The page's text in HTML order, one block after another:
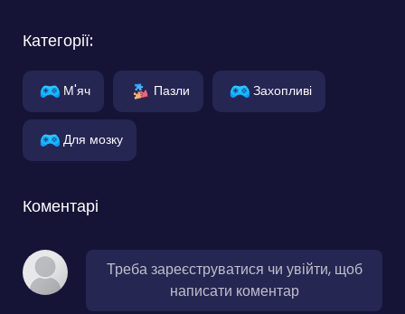
Категорії:
М'яч Пазли Захопливі
Для мозку
Коментарі
Треба зареєструватися чи увійти, щоб
написати коментар